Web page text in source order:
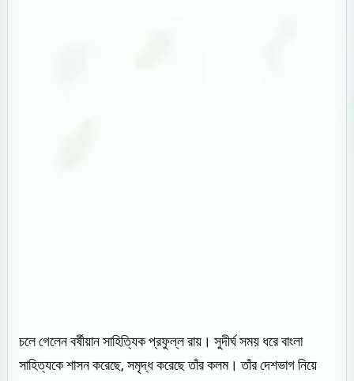
চলে গেলেন বর্ষীয়ান সাহিত্যিক প্রফুল্ল রায়। সুদীর্ঘ সময় ধরে বাংলা
সাহিত্যকে শাসন করেছে, সমৃদ্ধ করেছে তাঁর কলম। তাঁর দেশভাগ নিয়ে